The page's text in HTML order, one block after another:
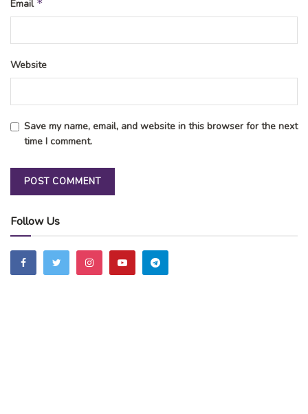
Email *
Website
Save my name, email, and website in this browser for the next
time I comment.
Follow Us